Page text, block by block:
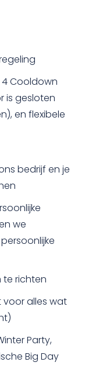
4 Cooldown
is gesloten
en flexibele
bedrijf en je
we
te richten
voor alles wat
Party,
Big Day